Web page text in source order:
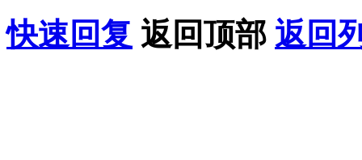
快速回复 返回顶部 返回